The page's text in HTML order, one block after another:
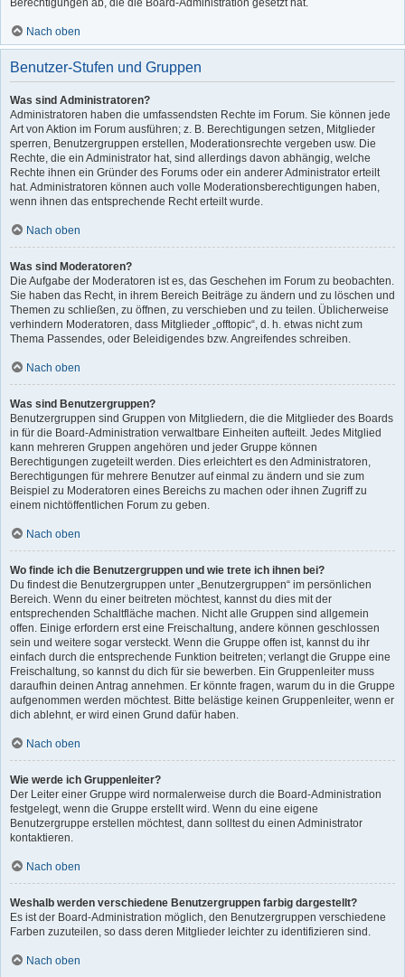
Berechtigungen ab, die die Board-Administration gesetzt hat.
Nach oben
Benutzer-Stufen und Gruppen
Was sind Administratoren?
Administratoren haben die umfassendsten Rechte im Forum. Sie können jede
Art von Aktion im Forum ausführen; z. B. Berechtigungen setzen, Mitglieder
sperren, Benutzergruppen erstellen, Moderationsrechte vergeben usw. Die
Rechte, die ein Administrator hat, sind allerdings davon abhängig, welche
Rechte ihnen ein Gründer des Forums oder ein anderer Administrator erteilt
hat. Administratoren können auch volle Moderationsberechtigungen haben,
wenn ihnen das entsprechende Recht erteilt wurde.
Nach oben
Was sind Moderatoren?
Die Aufgabe der Moderatoren ist es, das Geschehen im Forum zu beobachten.
Sie haben das Recht, in ihrem Bereich Beiträge zu ändern und zu löschen und
Themen zu schließen, zu öffnen, zu verschieben und zu teilen. Üblicherweise
verhindern Moderatoren, dass Mitglieder „offtopic“, d. h. etwas nicht zum
Thema Passendes, oder Beleidigendes bzw. Angreifendes schreiben.
Nach oben
Was sind Benutzergruppen?
Benutzergruppen sind Gruppen von Mitgliedern, die die Mitglieder des Boards
in für die Board-Administration verwaltbare Einheiten aufteilt. Jedes Mitglied
kann mehreren Gruppen angehören und jeder Gruppe können
Berechtigungen zugeteilt werden. Dies erleichtert es den Administratoren,
Berechtigungen für mehrere Benutzer auf einmal zu ändern und sie zum
Beispiel zu Moderatoren eines Bereichs zu machen oder ihnen Zugriff zu
einem nichtöffentlichen Forum zu geben.
Nach oben
Wo finde ich die Benutzergruppen und wie trete ich ihnen bei?
Du findest die Benutzergruppen unter „Benutzergruppen“ im persönlichen
Bereich. Wenn du einer beitreten möchtest, kannst du dies mit der
entsprechenden Schaltfläche machen. Nicht alle Gruppen sind allgemein
offen. Einige erfordern erst eine Freischaltung, andere können geschlossen
sein und weitere sogar versteckt. Wenn die Gruppe offen ist, kannst du ihr
einfach durch die entsprechende Funktion beitreten; verlangt die Gruppe eine
Freischaltung, so kannst du dich für sie bewerben. Ein Gruppenleiter muss
daraufhin deinen Antrag annehmen. Er könnte fragen, warum du in die Gruppe
aufgenommen werden möchtest. Bitte belästige keinen Gruppenleiter, wenn er
dich ablehnt, er wird einen Grund dafür haben.
Nach oben
Wie werde ich Gruppenleiter?
Der Leiter einer Gruppe wird normalerweise durch die Board-Administration
festgelegt, wenn die Gruppe erstellt wird. Wenn du eine eigene
Benutzergruppe erstellen möchtest, dann solltest du einen Administrator
kontaktieren.
Nach oben
Weshalb werden verschiedene Benutzergruppen farbig dargestellt?
Es ist der Board-Administration möglich, den Benutzergruppen verschiedene
Farben zuzuteilen, so dass deren Mitglieder leichter zu identifizieren sind.
Nach oben